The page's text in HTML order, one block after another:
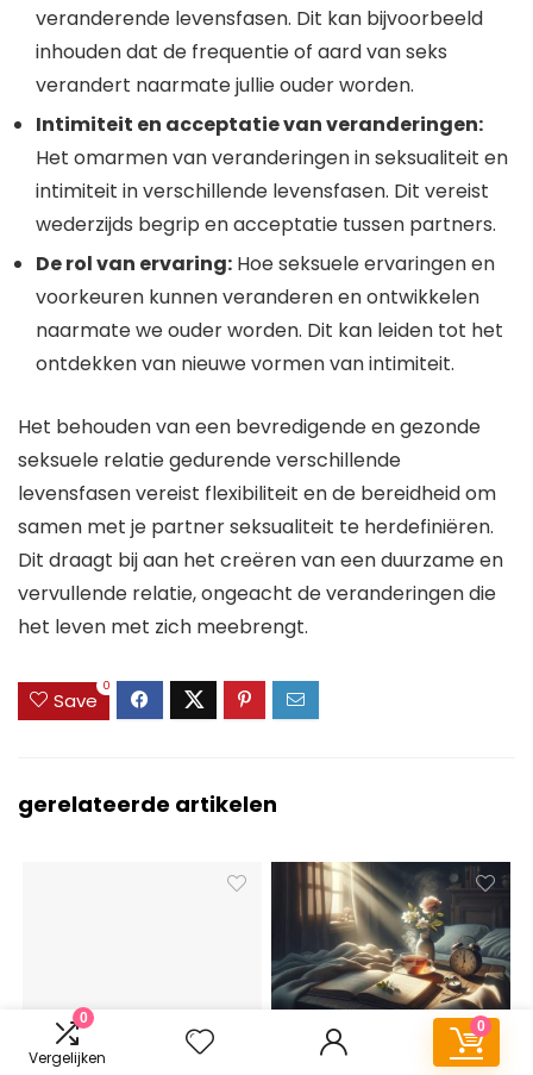
0
Vergelijken
0
veranderende levensfasen. Dit kan bijvoorbeeld
inhouden dat de frequentie of aard van seks
verandert naarmate jullie ouder worden.
Intimiteit en acceptatie van veranderingen:
Het omarmen van veranderingen in seksualiteit en
intimiteit in verschillende levensfasen. Dit vereist
wederzijds begrip en acceptatie tussen partners.
De rol van ervaring: Hoe seksuele ervaringen en
voorkeuren kunnen veranderen en ontwikkelen
naarmate we ouder worden. Dit kan leiden tot het
ontdekken van nieuwe vormen van intimiteit.
Het behouden van een bevredigende en gezonde
seksuele relatie gedurende verschillende
levensfasen vereist flexibiliteit en de bereidheid om
samen met je partner seksualiteit te herdefiniëren.
Dit draagt bij aan het creëren van een duurzame en
vervullende relatie, ongeacht de veranderingen die
het leven met zich meebrengt.
Save
0
gerelateerde artikelen
Kinky Things voor
hoelang geen sex na